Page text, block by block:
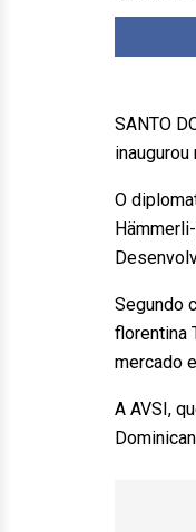
SANTO
O
Segundo
florentina
mercado
A AVSI,